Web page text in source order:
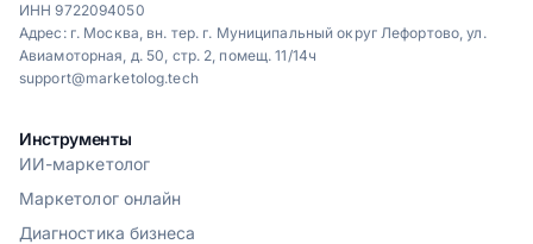
ИНН 9722094050
Адрес: г. Москва, вн. тер. г. Муниципальный округ Лефортово, ул.
Авиамоторная, д. 50, стр. 2, помещ. 11/14ч
support@marketolog.tech
Инструменты
ИИ-маркетолог
Маркетолог онлайн
Диагностика бизнеса